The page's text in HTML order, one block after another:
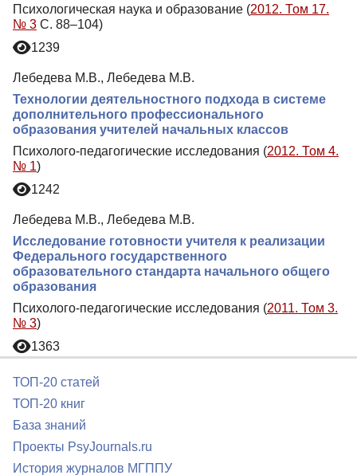
Психологическая наука и образование (2012. Том 17.
№ 3 С. 88–104)
1239
Лебедева М.В., Лебедева М.В.
Технологии деятельностного подхода в системе
дополнительного профессионального
образования учителей начальных классов
Психолого-педагогические исследования (2012. Том 4.
№ 1)
1242
Лебедева М.В., Лебедева М.В.
Исследование готовности учителя к реализации
Федерального государственного
образовательного стандарта начального общего
образования
Психолого-педагогические исследования (2011. Том 3.
№ 3)
1363
ТОП-20 статей
ТОП-20 книг
База знаний
Проекты PsyJournals.ru
История журналов МГППУ